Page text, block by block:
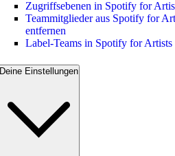
Zugriffsebenen in Spotify for
Teammitglieder aus Spotify for
entfernen
Label-Teams in Spotify for Artists
Deine Einstellungen